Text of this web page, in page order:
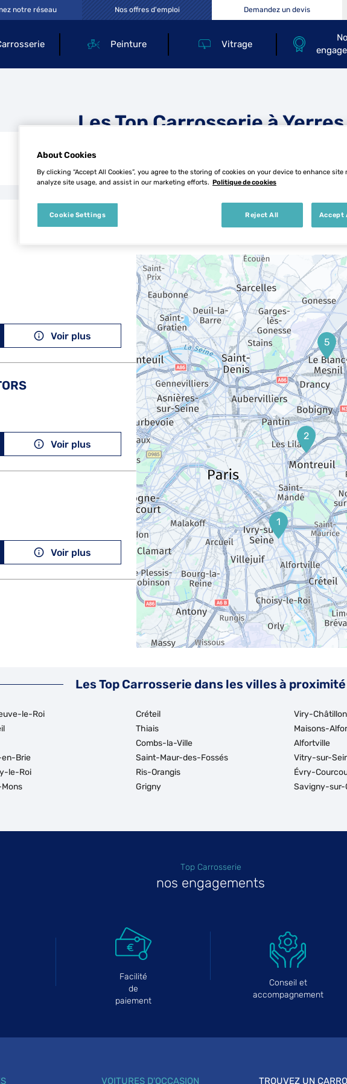
Peinture Vitrage
notre réseau Nos offres d'emploi Demandez un devis
Les Top Carrosserie à Yerres
5 Top Carrosserie à Yerres
Voir plus
Voir plus
Voir plus
5
2
1
Les Top Carrosserie dans les villes à proximité
le-Roi
Brie
le-Roi
Créteil
Thiais
Combs-la-Ville
Saint-Maur-des-Fossés
Ris-Orangis
Grigny
Viry-Châtillon
Maisons-
Alfortville
Vitry-sur-
Évry-
Savigny-sur-
Top Carrosserie
nos engagements
Facilité
de
paiement
Conseil et
accompagnement
VOITURES D'OCCASION TROUVEZ UN
About Cookies
By clicking “Accept All Cookies”, you agree to the storing of cookies on your device to enhance site
analyze site usage, and assist in our marketing efforts. Politique de cookies
Reject All Accept
Cookie Settings